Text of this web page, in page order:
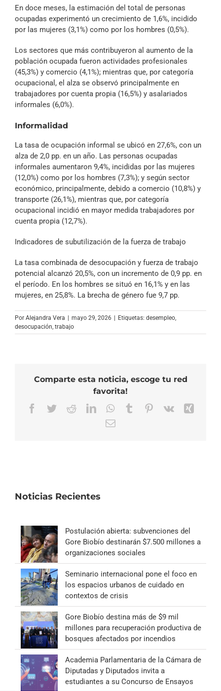
En doce meses, la estimación del total de personas
ocupadas experimentó un crecimiento de 1,6%, incidido
por las mujeres (3,1%) como por los hombres (0,5%).
Los sectores que más contribuyeron al aumento de la
población ocupada fueron actividades profesionales
(45,3%) y comercio (4,1%); mientras que, por categoría
ocupacional, el alza se observó principalmente en
trabajadores por cuenta propia (16,5%) y asalariados
informales (6,0%).
Informalidad
La tasa de ocupación informal se ubicó en 27,6%, con un
alza de 2,0 pp. en un año. Las personas ocupadas
informales aumentaron 9,4%, incididas por las mujeres
(12,0%) como por los hombres (7,3%); y según sector
económico, principalmente, debido a comercio (10,8%) y
transporte (26,1%), mientras que, por categoría
ocupacional incidió en mayor medida trabajadores por
cuenta propia (12,7%).
Indicadores de subutilización de la fuerza de trabajo
La tasa combinada de desocupación y fuerza de trabajo
potencial alcanzó 20,5%, con un incremento de 0,9 pp. en
el período. En los hombres se situó en 16,1% y en las
mujeres, en 25,8%. La brecha de género fue 9,7 pp.
Por Alejandra Vera mayo 29, 2026 Etiquetas: desempleo,
desocupación, trabajo
Comparte esta noticia, escoge tu red
favorita!
Facebook
TwitterRedditLinkedInWhatsApp
TumblrPinterest
Vk
Correo
Noticias Recientes
Postulación abierta: subvenciones del
Gore Biobío destinarán $7.500 millones a
organizaciones sociales
Seminario internacional pone el foco en
los espacios urbanos de cuidado en
contextos de crisis
Gore Biobío destina más de $9 mil
millones para recuperación productiva de
bosques afectados por incendios
Academia Parlamentaria de la Cámara de
Diputadas y Diputados invita a
estudiantes a su Concurso de Ensayos